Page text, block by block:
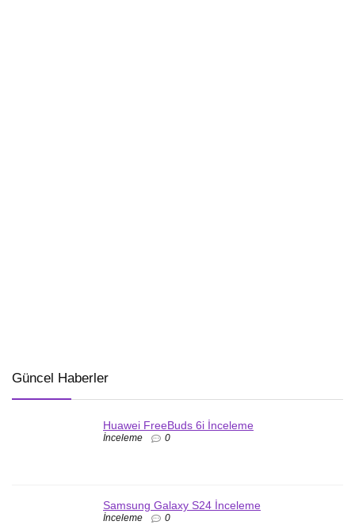
Güncel Haberler
Huawei FreeBuds 6i İnceleme
İnceleme 0
Samsung Galaxy S24 İnceleme
İnceleme 0